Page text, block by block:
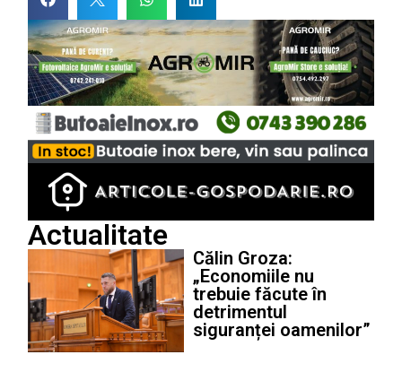
Actualitate
Călin Groza:
„Economiile nu
trebuie făcute în
detrimentul
siguranței oamenilor”